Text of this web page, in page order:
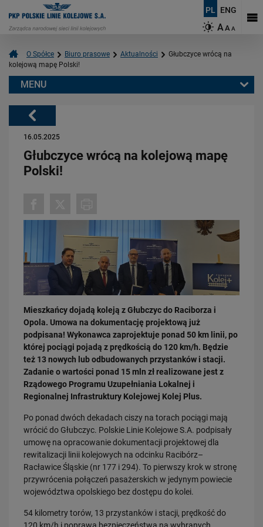
PL ENG
AAA
O Spółce Biuro prasowe Aktualności
Głubczyce wrócą na
kolejową mapę Polski!
Powrót
16.05.2025
Głubczyce wrócą na kolejową mapę
Polski!
Mieszkańcy dojadą koleją z Głubczyc do Raciborza i
Opola. Umowa na dokumentację projektową już
podpisana! Wykonawca zaprojektuje ponad 50 km linii, po
której pociągi pojadą z prędkością do 120 km/h. Będzie
też 13 nowych lub odbudowanych przystanków i stacji.
Zadanie o wartości ponad 15 mln zł realizowane jest z
Rządowego Programu Uzupełniania Lokalnej i
Regionalnej Infrastruktury Kolejowej Kolej Plus.
Po ponad dwóch dekadach ciszy na torach pociągi mają
wrócić do Głubczyc. Polskie Linie Kolejowe S.A. podpisały
umowę na opracowanie dokumentacji projektowej dla
rewitalizacji linii kolejowych na odcinku Racibórz–
Racławice Śląskie (nr 177 i 294). To pierwszy krok w stronę
przywrócenia połączeń pasażerskich w jedynym powiecie
województwa opolskiego bez dostępu do kolei.
54 kilometry torów, 13 przystanków i stacji, prędkość do
MENU
Pociąg przejechał, a czerwone światło nadal miga. Dlaczego trzeba
30.06.2026
Wakacje zaczynają się od bezpiecznej drogi. O czym pamiętać przy…
PRZECZYTAJ
25.06.2026